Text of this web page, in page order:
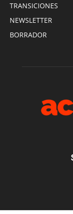
TRANSICIONES
NEWSLETTER
BORRADOR